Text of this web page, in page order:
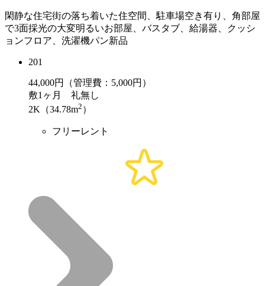
閑静な住宅街の落ち着いた住空間、駐車場空き有り、角部屋
で3面採光の大変明るいお部屋、バスタブ、給湯器、クッシ
ョンフロア、洗濯機パン新品
201
44,000円（管理費：5,000円）
敷1ヶ月 礼無し
2K（34.78m2 ）
フリーレント